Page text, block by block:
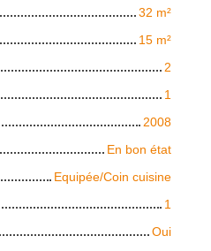
32 m²
15 m²
2
1
2008
En bon état
Equipée/Coin cuisine
1
Oui